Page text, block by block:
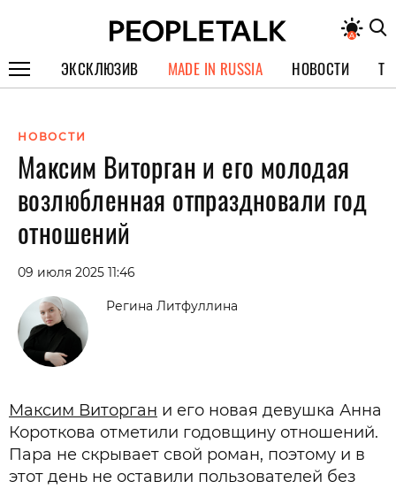
ЭКСКЛЮЗИВ
СПЕЦПРОЕКТЫ
ИНТЕРВЬЮ
ПОКОЛЕНИЕ
MADE IN RUSSIA НОВОСТИ
НОВОСТИ
Максим Виторган и его молодая
возлюбленная отпраздновали год
отношений
09 июля 2025 11:46
Регина Литфуллина
Максим Виторган и его новая девушка Анна
Короткова отметили годовщину отношений.
Пара не скрывает свой роман, поэтому и в
этот день не оставили пользователей без